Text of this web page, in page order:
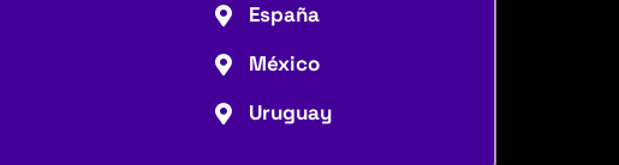
España
México
Uruguay